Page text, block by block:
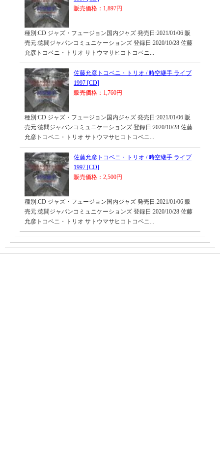
販売価格：1,897円
種別:CD ジャズ・フュージョン国内ジャズ 発売日:2021/01/06 販
売元:徳間ジャパンコミュニケーションズ 登録日:2020/10/28 佐藤
允彦トコベニ・トリオ サトウマサヒコトコベニ...
佐藤允彦トコベニ・トリオ / 時空継手 ライブ
1997 [CD]
販売価格：1,760円
種別:CD ジャズ・フュージョン国内ジャズ 発売日:2021/01/06 販
売元:徳間ジャパンコミュニケーションズ 登録日:2020/10/28 佐藤
允彦トコベニ・トリオ サトウマサヒコトコベニ...
佐藤允彦トコベニ・トリオ / 時空継手 ライブ
1997 [CD]
販売価格：2,500円
種別:CD ジャズ・フュージョン国内ジャズ 発売日:2021/01/06 販
売元:徳間ジャパンコミュニケーションズ 登録日:2020/10/28 佐藤
允彦トコベニ・トリオ サトウマサヒコトコベニ...